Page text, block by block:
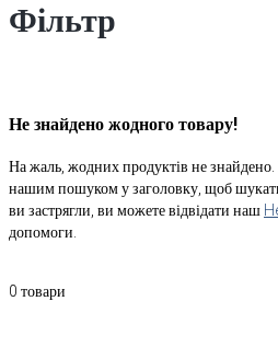
Фільтр
Не знайдено жодного товару!
На жаль, жодних продуктів не знайдено.
нашим пошуком у заголовку, щоб
ви застрягли, ви можете відвідати наш
допомоги.
0 товари